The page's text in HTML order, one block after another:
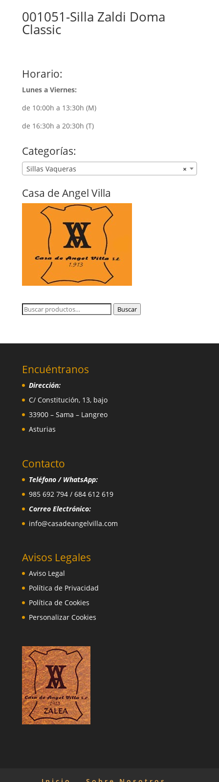
001051-Silla Zaldi Doma
Classic
Horario:
Lunes a Viernes:
de 10:00h a 13:30h (M)
de 16:30h a 20:30h (T)
Categorías:
×
Sillas Vaqueras
Casa de Angel Villa
Buscar
Buscar
Encuéntranos
Dirección:
C/ Constitución, 13, bajo
33900 – Sama – Langreo
Asturias
Contacto
Teléfono / WhatsApp:
985 692 794 / 684 612 619
Correo Electrónico:
info@casadeangelvilla.com
Avisos Legales
Aviso Legal
Política de Privacidad
Política de Cookies
Personalizar Cookies